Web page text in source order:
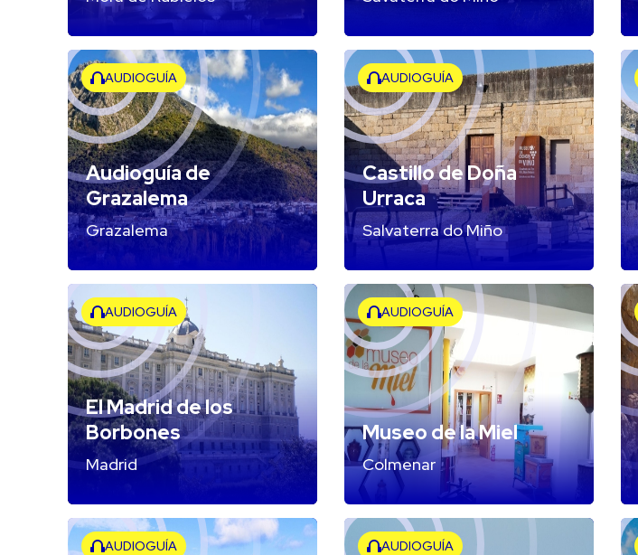
AUDIOGUÍA
Audioguía de
Grazalema
Grazalema
AUDIOGUÍA
Castillo de Doña
Urraca
Salvaterra do Miño
AUDIOGUÍA
El Madrid de los
Borbones
Madrid
AUDIOGUÍA
Museo de la Miel
Colmenar
AUDIOGUÍA AUDIOGUÍA